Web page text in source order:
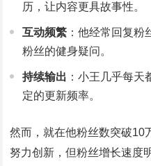
历，让内容更具故事性。
互动频繁 ：他经常回复
粉丝的健身疑问。
持续输出 ：小王几乎每
定的更新频率。
然而，就在他粉丝数突破10
努力创新，但粉丝增长速度